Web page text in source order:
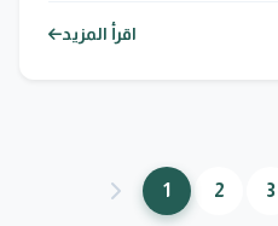
اقرأ المزيد
1 2 3